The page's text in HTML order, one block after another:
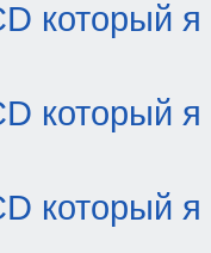
который я
который я
который я